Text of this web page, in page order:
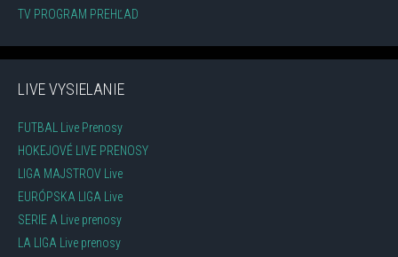
TV PROGRAM PREHĽAD
LIVE VYSIELANIE
FUTBAL Live Prenosy
HOKEJOVÉ LIVE PRENOSY
LIGA MAJSTROV Live
EURÓPSKA LIGA Live
SERIE A Live prenosy
LA LIGA Live prenosy